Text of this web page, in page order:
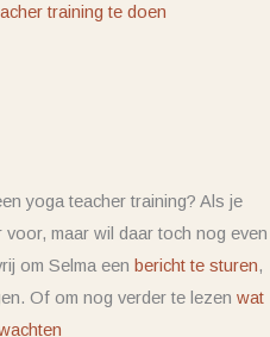
training te doen
yoga teacher training? Als je
maar wil daar toch nog even
om Selma een bericht te sturen,
Of om nog verder te lezen wat